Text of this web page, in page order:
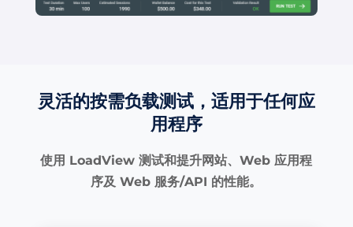
灵活的按需负载测试，适用于任何应
用程序
使用 LoadView 测试和提升网站、Web 应用程
序及 Web 服务/API 的性能。